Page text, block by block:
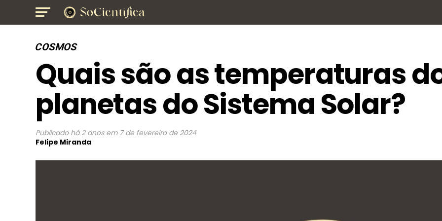
COSMOS
Quais são as temperaturas
planetas do Sistema Solar?
Publicado há 2 anos em 7 de fevereiro de 2024
Felipe Miranda